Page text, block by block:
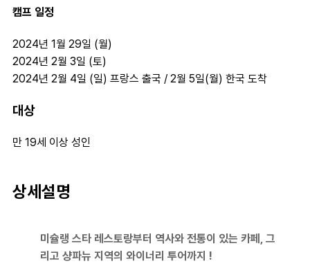
캠프 일정
2024년 1월 29일 (월)
2024년 2월 3일 (토)
2024년 2월 4일 (일) 프랑스 출국 / 2월 5일(월) 한국 도착
대상
만 19세 이상 성인
상세설명
미슐랭 스타 레스토랑부터 역사와 전통이 있는 카페, 그
리고 샹파뉴 지역의 와이너리 투어까지 !